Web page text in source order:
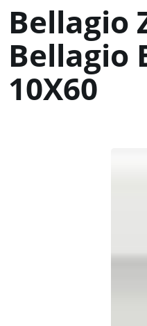
Bellagio
Bellagio
10X60